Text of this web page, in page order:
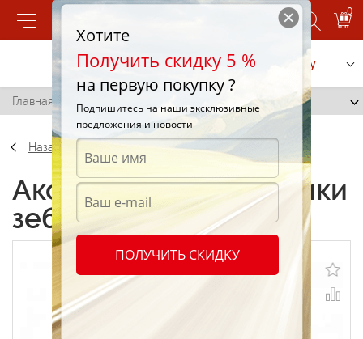
0
Позвонить Заказать услугу
Главная /
Назад
Аксессуары Брызговики
зебра 35x240см
Хотите
Получить скидку 5 %
на первую покупку ?
Подпишитесь на наши эксклюзивные
предложения и новости
ПОЛУЧИТЬ СКИДКУ